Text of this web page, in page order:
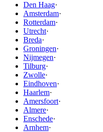
Den Haag·
Amsterdam·
Rotterdam·
Utrecht·
Breda·
Groningen·
Nijmegen·
Tilburg·
Zwolle·
Eindhoven·
Haarlem·
Amersfoort·
Almere·
Enschede·
Arnhem·